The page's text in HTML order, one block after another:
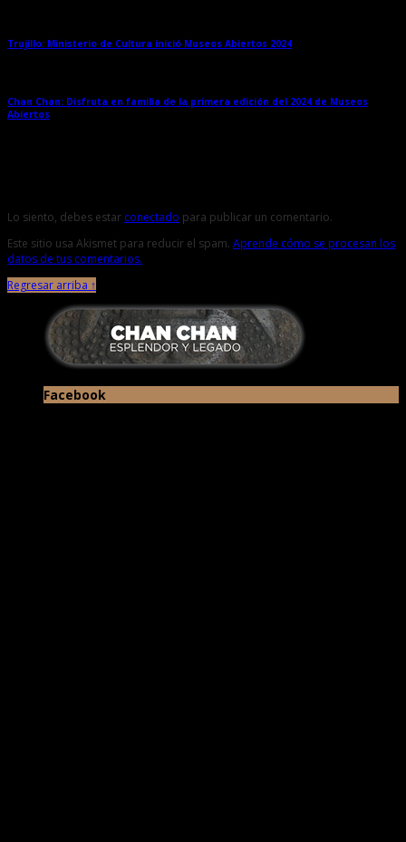
Trujillo: Ministerio de Cultura inició Museos Abiertos 2024
Chan Chan: Disfruta en familia de la primera edición del 2024 de Museos
Abiertos
Lo siento, debes estar conectado para publicar un comentario.
Este sitio usa Akismet para reducir el spam. Aprende cómo se procesan los
datos de tus comentarios.
Regresar arriba ↑
Facebook